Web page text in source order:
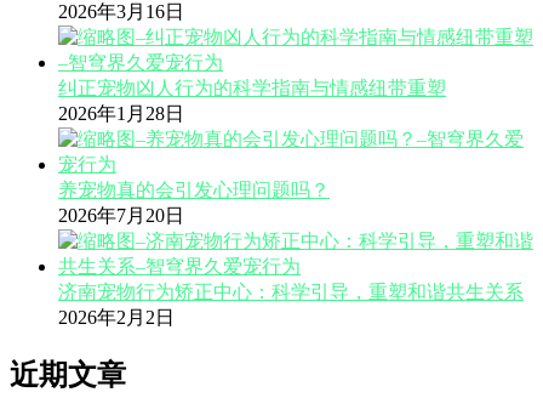
2026年3月16日
纠正宠物凶人行为的科学指南与情感纽带重塑
2026年1月28日
养宠物真的会引发心理问题吗？
2026年7月20日
济南宠物行为矫正中心：科学引导，重塑和谐共生关系
2026年2月2日
近期文章